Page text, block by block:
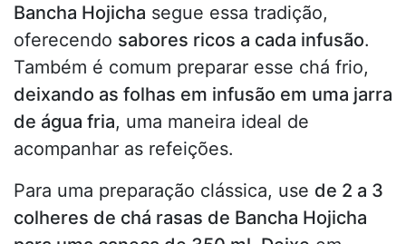
Bancha Hojicha segue essa tradição,
oferecendo sabores ricos a cada infusão.
Também é comum preparar esse chá frio,
deixando as folhas em infusão em uma jarra
de água fria, uma maneira ideal de
acompanhar as refeições.
Para uma preparação clássica, use de 2 a 3
colheres de chá rasas de Bancha Hojicha